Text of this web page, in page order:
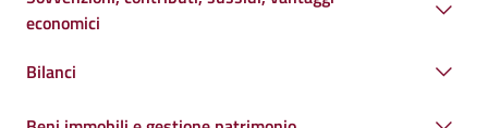
economici
Bilanci